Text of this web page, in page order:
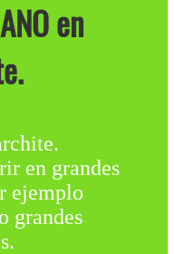
en
en grandes
ejemplo
grandes